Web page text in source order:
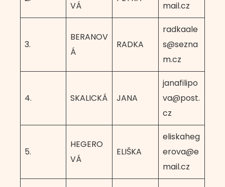
VÁ
mail.cz
3.
BERANOV
Á
RADKA
radkaale
s@sezna
m.cz
4. SKALICKÁ JANA
janafilipo
va@post.
cz
5.
HEGERO
VÁ
ELIŠKA
eliskaheg
erova@e
mail.cz